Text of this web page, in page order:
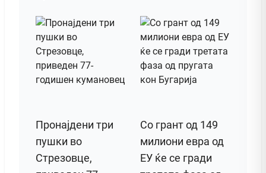
Пронајдени три
пушки во
Стрезовце,
Со грант од 149
милиони евра од
ЕУ ќе се гради